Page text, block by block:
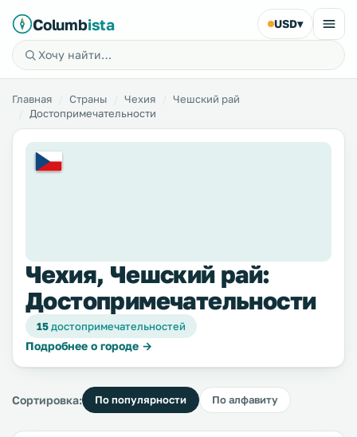
Columbista USD▾
Главная Страны Чехия
Чешский рай
Достопримечательности
Чехия, Чешский рай:
Достопримечательности
15достопримечательностей
Подробнее о городе →
Сортировка: По популярности По алфавиту